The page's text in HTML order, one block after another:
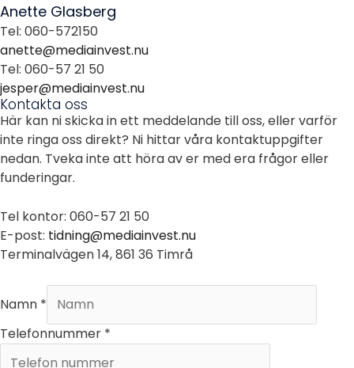
Anette Glasberg
Tel: 060-572150
anette@mediainvest.nu
Tel: 060-57 21 50
jesper@mediainvest.nu
Kontakta oss
Här kan ni skicka in ett meddelande till oss, eller varför
inte ringa oss direkt? Ni hittar våra kontaktuppgifter
nedan. Tveka inte att höra av er med era frågor eller
funderingar.
Tel kontor: 060-57 21 50
E-post: tidning@mediainvest.nu
Terminalvägen 14, 861 36 Timrå
Namn *
Telefonnummer *